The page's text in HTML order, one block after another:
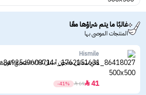
غالبًا ما يتم شراؤها معًا
المنتجات الموصى بها
Hismile
هاي سمايل معجون أسنان V34 لتصحيح اللون - 100جم
41

69

-41%